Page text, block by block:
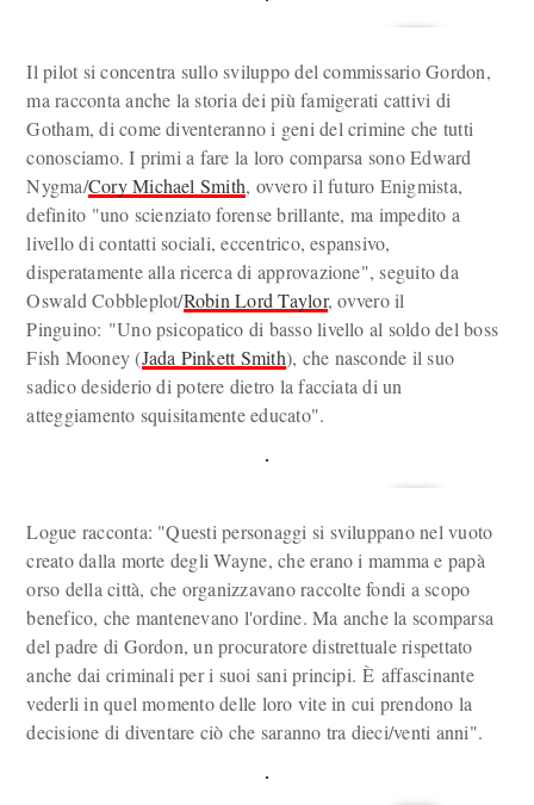
Il pilot si concentra sullo sviluppo del commissario Gordon,
ma racconta anche la storia dei più famigerati cattivi di
Gotham, di come diventeranno i geni del crimine che tutti
conosciamo. I primi a fare la loro comparsa sono Edward
Nygma/Cory Michael Smith, ovvero il futuro Enigmista,
definito "uno scienziato forense brillante, ma impedito a
livello di contatti sociali, eccentrico, espansivo,
disperatamente alla ricerca di approvazione", seguito da
Oswald Cobbleplot/Robin Lord Taylor, ovvero il
Pinguino: "Uno psicopatico di basso livello al soldo del boss
Fish Mooney (Jada Pinkett Smith), che nasconde il suo
sadico desiderio di potere dietro la facciata di un
atteggiamento squisitamente educato".
Logue racconta: "Questi personaggi si sviluppano nel vuoto
creato dalla morte degli Wayne, che erano i mamma e papà
orso della città, che organizzavano raccolte fondi a scopo
benefico, che mantenevano l'ordine. Ma anche la scomparsa
del padre di Gordon, un procuratore distrettuale rispettato
anche dai criminali per i suoi sani principi. È affascinante
vederli in quel momento delle loro vite in cui prendono la
decisione di diventare ciò che saranno tra dieci/venti anni".